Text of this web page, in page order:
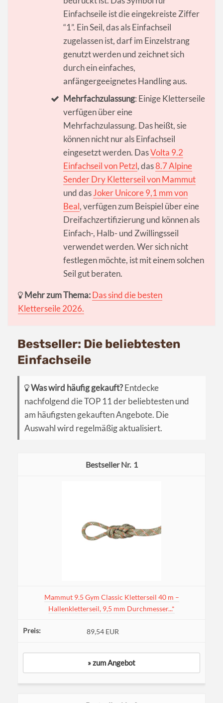
Einfachseile ist die eingekreiste Ziffer
“1”. Ein Seil, das als Einfachseil
zugelassen ist, darf im Einzelstrang
genutzt werden und zeichnet sich
durch ein einfaches,
anfängergeeignetes Handling aus.
Mehrfachzulassung: Einige Kletterseile
verfügen über eine
Mehrfachzulassung. Das heißt, sie
können nicht nur als Einfachseil
eingesetzt werden. DasVolta 9.2
Einfachseil von Petzl, das8.7 Alpine
Sender Dry Kletterseil von Mammut
und dasJoker Unicore 9,1 mm von
Beal, verfügen zum Beispiel über eine
Dreifachzertifizierung und können als
Einfach-, Halb- und Zwillingsseil
verwendet werden. Wer sich nicht
festlegen möchte, ist mit einem solchen
Seil gut beraten.
Mehr zum Thema:Das sind die besten
Kletterseile 2026.
Bestseller: Die beliebtesten
Einfachseile
Was wird häufig gekauft?Entdecke
nachfolgend die TOP 11 der beliebtesten und
am häufigsten gekauften Angebote. Die
Auswahl wird regelmäßig aktualisiert.
1
Mammut 9.5 Gym Classic Kletterseil 40 m –
Hallenkletterseil, 9,5 mm Durchmesser...*
89,54 EUR
» zum Angebot